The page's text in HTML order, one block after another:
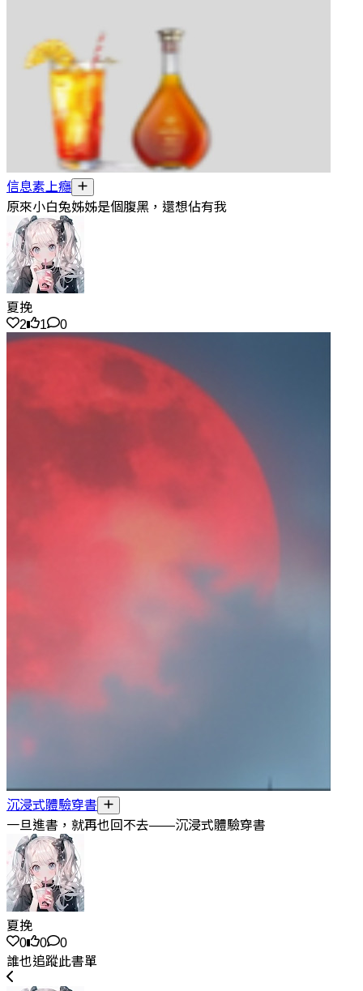
信息素上癮
原來小白兔姊姊是個腹黑，還想佔有我
夏挽
2
1 0
沉浸式體驗穿書
一旦進書，就再也回不去——沉浸式體驗穿書
夏挽
0
0
0
誰也追蹤此書單